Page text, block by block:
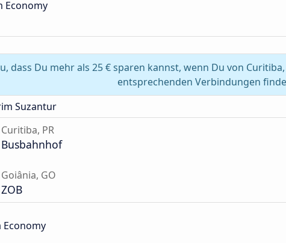
Economy
dass Du mehr als 25 € sparen kannst, wenn Du von
entsprechenden Verbindungen
Suzantur
Curitiba, PR
Busbahnhof
Goiânia, GO
ZOB
Economy